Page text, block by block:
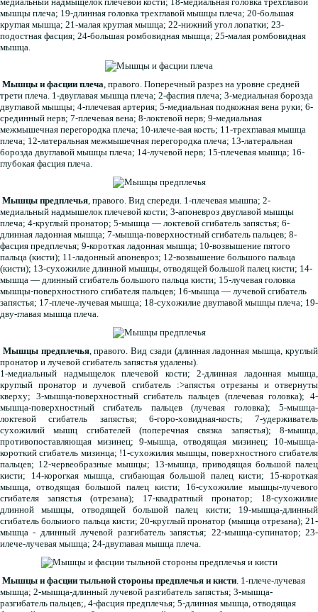
мышцы плеча; 19-длинная головка трехглавой мышцы плеча; 20-большая
круглая мышца; 21-малая круглая мышца; 22-нижний угол лопатки; 23-
подостная фасция; 24-большая ромбовидная мышца; 25-малая ромбовидная
мышца.
Мышцы и фасции плеча, правого. Поперечный разрез на уровне средней
трети плеча. 1-двуглавая мышца плеча; 2-фаспия плеча; 3-медиальная борозда
двуглавой мышцы; 4-плечевая артерия; 5-медиальная подкожная вена руки; 6-
срединный нерв; 7-плечевая вена; 8-локтевой нерв; 9-медиальная
межмышечная перегородка плеча; 10-илече-вая кость; 11-трехглавая мышца
плеча; 12-латеральная межмышечная перегородка плеча; 13-латеральная
борозда двуглавой мышцы плеча; 14-лучевой нерв; 15-плечевая мышца; 16-
глубокая фасция плеча.
Мышцы предплечья, правого. Вид спереди. 1-плечевая мышпа; 2-
медиальный надмышелок плечевой кости; 3-апоневроз двуглавой мышцы
плеча; 4-круглый пронатор; 5-мышца — локтевой сгибатель запястья; 6-
длинная ладонная мышца; 7-мышца-поверхностный сгибатель пальцев; 8-
фасция предплечья; 9-короткая ладонная мышца; 10-возвышение пятого
пальца (кисти); 11-ладонный апоневроз; 12-возвышение большого пальца
(кисти); 13-сухожилие длинной мышцы, отводящей большой палец кисти; 14-
мышца — длинный сгибатель большого пальца кисти; 15-лучевая головка
мышцы-поверхностного сгибателя пальцев; 16-мышца — лучевой сгибатель
запястья; 17-плече-лучевая мышца; 18-сухожилие двуглавой мышцы плеча; 19-
дву-главая мышца плеча.
Мышцы предплечья, правого. Вид сзади (длинная ладонная мышца, круглый
пронатор и лучевой сгибатель запястья удалены).
1-медиальный надмыщелок плечевой кости; 2-длинная ладонная мышца,
круглый пронатор и лучевой сгибатель :>апястья отрезаны и отвернуты
кверху; 3-мышца-поверхностный сгибатель пальцев (плечевая головка); 4-
мышца-поверхностный сгибатель пальцев (лучевая головка); 5-мышца-
локтевой сгибатель запястья; 6-горо-ховидная-кость; 7-удерживатель
сухожилий мышц сгибателей (поперечная связка запястья); 8-мышца,
противопоставляющая мизинец; 9-мышца, отводящая мизинец; 10-мышца-
короткий сгибатель мизинца; !1-сухожилия мышцы, поверхностного сгибателя
пальцев; 12-червеобразные мышцы; 13-мышца, приводящая большой палец
кисти; 14-корогкая мышца, сгибающая большой палец кисти; 15-короткая
мышца, отводящая большой палец кисти; 16-сухожилие мышцы-лучевого
сгибателя запястья (отрезана); 17-квадратный пронатор; 18-сухожилие
длинной мышцы, отводящей большой палец кисти; 19-мышца-длинный
сгибатель болыиого пальца кисти; 20-круглый пронатор (мышца отрезана); 21-
мышца - длинный лучевой разгибатель запястья; 22-мышца-супинатор; 23-
илече-лучевая мышца; 24-двуглавая мышца плеча.
Мышцы и фасции тыльной стороны предплечья и кисти. 1-плече-лучевая
мышца; 2-мышца-длинный лучевой разгибатель запястья; 3-мышца-
разгибатель пальцев;, 4-фасция предплечья; 5-длинная мышца, отводящая